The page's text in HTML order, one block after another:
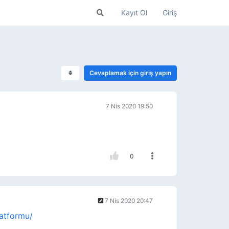
Kayıt Ol Giriş
Cevaplamak için giriş yapın
7 Nis 2020 19:50
0
7 Nis 2020 20:47